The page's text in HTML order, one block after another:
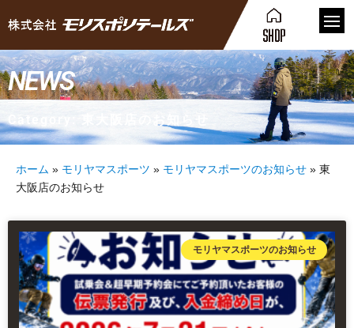
NEWS
Category: 東大阪店のお知らせ
ホーム » モリヤマスポーツ » モリヤマスポーツのお知らせ » 東
大阪店のお知らせ
モリヤマスポーツのお知らせ